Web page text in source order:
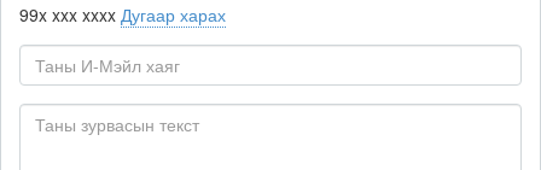
99x xxx xxxx Дугаар харах